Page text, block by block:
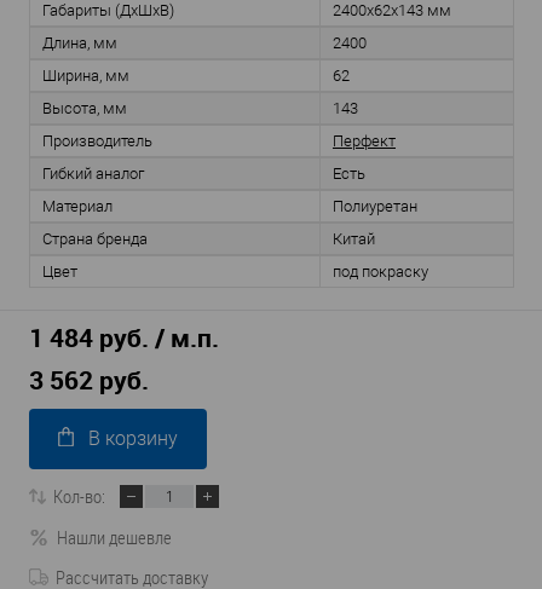
Габариты (ДхШхВ)
2400х62х143 мм
Длина, мм
2400
Ширина, мм
62
Высота, мм
143
Производитель
Перфект
Гибкий аналог
Есть
Материал
Полиуретан
Страна бренда
Китай
Цвет
под покраску
1 484 руб. / м.п.
3 562 руб.
В корзину
Кол-во:
Нашли дешевле
Рассчитать доставку